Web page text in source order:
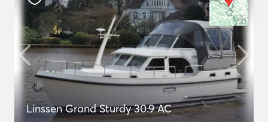
Linssen Grand Sturdy 30.9 AC